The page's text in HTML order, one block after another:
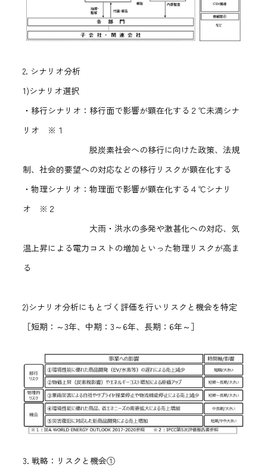
2. シナリオ分析
1)シナリオ選択
・移行シナリオ：移行面で影響が顕在化する２℃未満シナ
リオ ※１
脱炭素社会への移行に向けた政策、法規
制、社会的要望への対応などの移行リスクが顕在化する
・物理シナリオ：物理面で影響が顕在化する４℃シナリ
オ ※２
大雨・洪水の多発や激甚化への対応、気
温上昇による電力コストの増加といった物理リスクが高ま
る
2)シナリオ分析にもとづく評価を行いリスクと機会を特定
［短期：～3年、中期：3～6年、長期：6年～］
3. 戦略：リスクと機会①